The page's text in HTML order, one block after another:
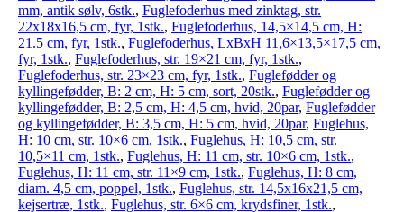
mm, antik sølv, 6stk., Fuglefoderhus med zinktag, str.
22x18x16,5 cm, fyr, 1stk., Fuglefoderhus, 14,5×14,5 cm, H:
21.5 cm, fyr, 1stk., Fuglefoderhus, LxBxH 11,6×13,5×17,5 cm,
fyr, 1stk., Fuglefoderhus, str. 19×21 cm, fyr, 1stk.,
Fuglefoderhus, str. 23×23 cm, fyr, 1stk., Fuglefødder og
kyllingefødder, B: 2 cm, H: 5 cm, sort, 20stk., Fuglefødder og
kyllingefødder, B: 2,5 cm, H: 4,5 cm, hvid, 20par, Fuglefødder
og kyllingefødder, B: 3,5 cm, H: 5 cm, hvid, 20par, Fuglehus,
H: 10 cm, str. 10×6 cm, 1stk., Fuglehus, H: 10,5 cm, str.
10,5×11 cm, 1stk., Fuglehus, H: 11 cm, str. 10×6 cm, 1stk.,
Fuglehus, H: 11 cm, str. 11×9 cm, 1stk., Fuglehus, H: 8 cm,
diam. 4,5 cm, poppel, 1stk., Fuglehus, str. 14,5x16x21,5 cm,
kejsertræ, 1stk., Fuglehus, str. 6×6 cm, krydsfiner, 1stk.,